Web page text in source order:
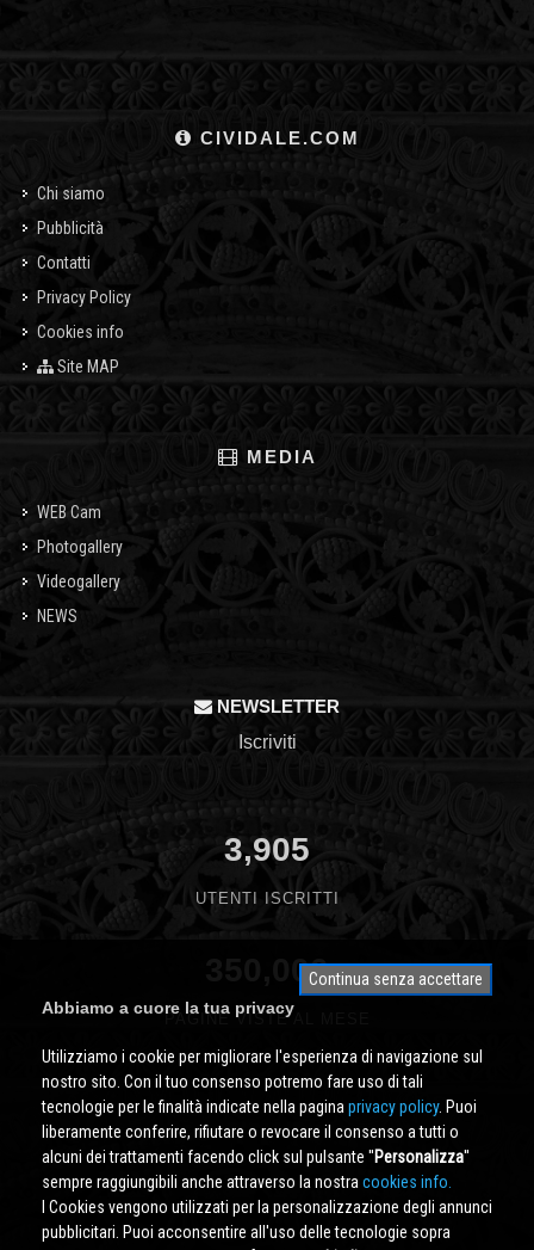
CIVIDALE.COM
Chi siamo
Pubblicità
Contatti
Privacy Policy
Cookies info
Site MAP
MEDIA
WEB Cam
Photogallery
Videogallery
NEWS
NEWSLETTER
Iscriviti
3,905
UTENTI ISCRITTI
350,000
PAGINE VISTE AL MESE
Continua senza accettare
Abbiamo a cuore la tua privacy
Utilizziamo i cookie per migliorare l'esperienza di navigazione sul
nostro sito. Con il tuo consenso potremo fare uso di tali
tecnologie per le finalità indicate nella pagina privacy policy. Puoi
liberamente conferire, rifiutare o revocare il consenso a tutti o
alcuni dei trattamenti facendo click sul pulsante ''Personalizza''
sempre raggiungibili anche attraverso la nostra cookies info.
I Cookies vengono utilizzati per la personalizzazione degli annunci
pubblicitari. Puoi acconsentire all'uso delle tecnologie sopra